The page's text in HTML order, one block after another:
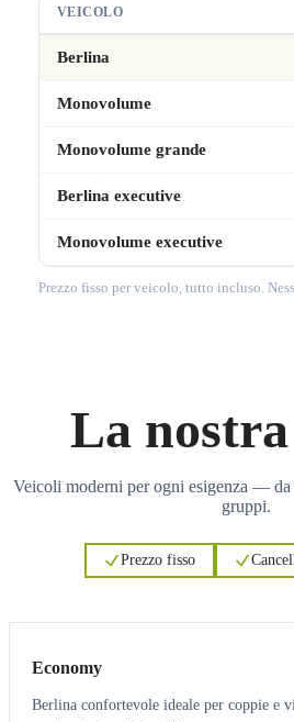
VEICOLO
Berlina
Monovolume
Monovolume grande
Berlina executive
Monovolume executive
Prezzo fisso per veicolo, tutto incluso.
La
Veicoli moderni per ogni esigenza —
gruppi.
Prezzo fisso
Economy
Berlina confortevole ideale per coppie e